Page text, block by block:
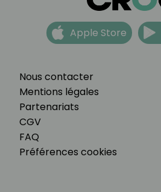
Nous contacter
Mentions légales
Partenariats
CGV
FAQ
Préférences cookies
Apple Store